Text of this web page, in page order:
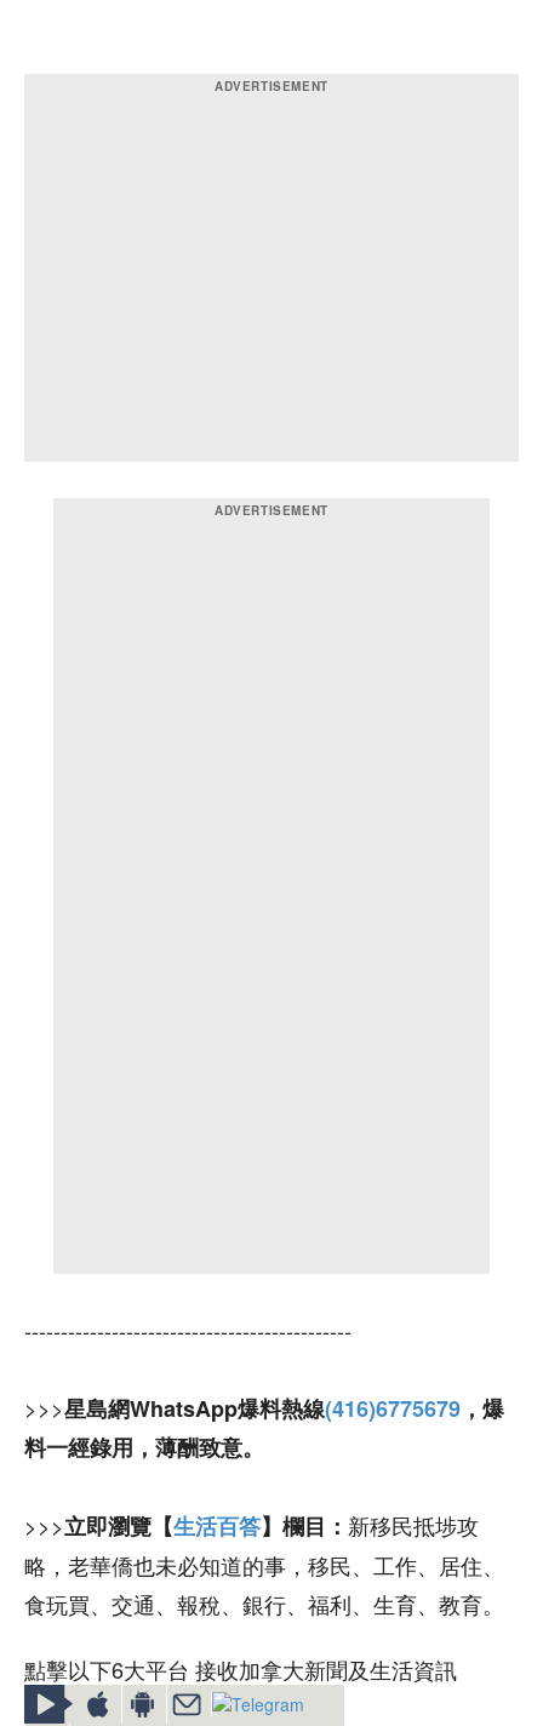
---------------------------------------------
>>>星島網WhatsApp爆料熱線(416)6775679 ，爆
料一經錄用，薄酬致意。
>>>立即瀏覽【生活百答】欄目： 新移民抵埗攻
略，老華僑也未必知道的事，移民、工作、居住、
食玩買、交通、報稅、銀行、福利、生育、教育。
點擊以下6大平台 接收加拿大新聞及生活資訊